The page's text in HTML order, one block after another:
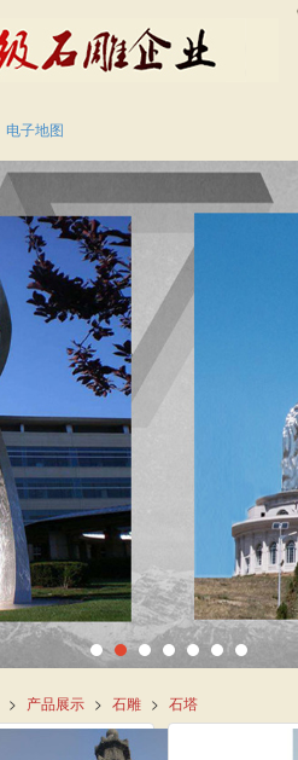
电子地图
> 产品展示 > 石雕 > 石塔